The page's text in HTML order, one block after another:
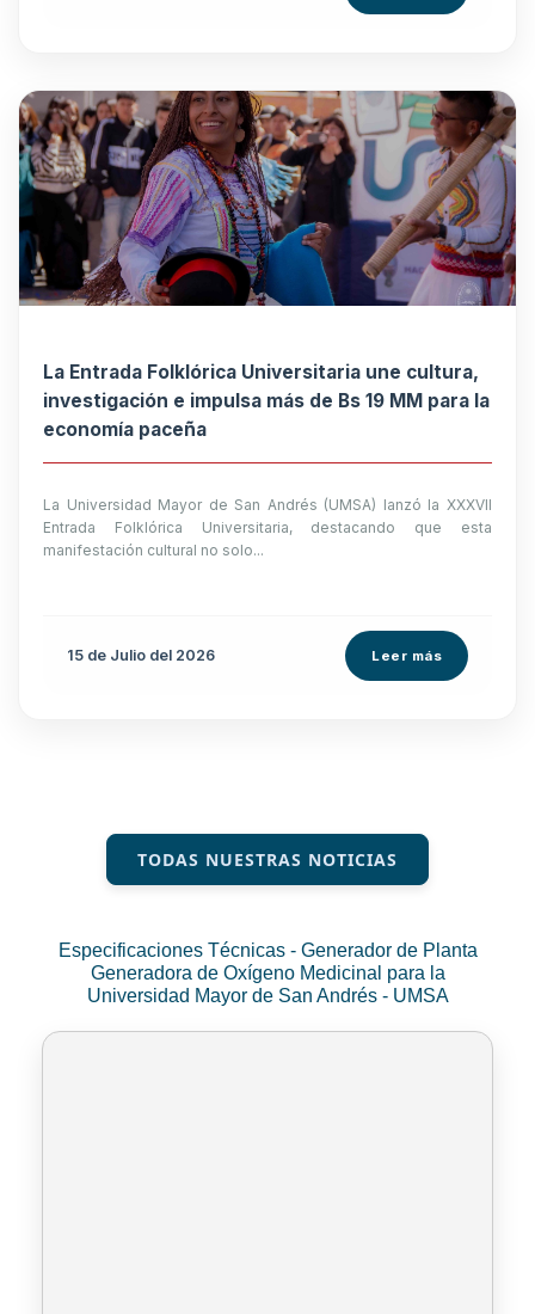
La Entrada Folklórica Universitaria une cultura,
investigación e impulsa más de Bs 19 MM para la
economía paceña
La Universidad Mayor de San Andrés (UMSA) lanzó la XXXVII
Entrada Folklórica Universitaria, destacando que esta
manifestación cultural no solo...
15 de Julio del 2026 Leer más
TODAS NUESTRAS NOTICIAS
Especificaciones Técnicas - Generador de Planta
Generadora de Oxígeno Medicinal para la
Universidad Mayor de San Andrés - UMSA